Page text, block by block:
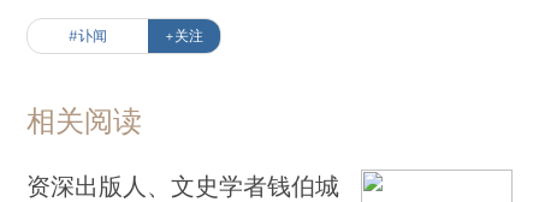
#讣闻 +关注
相关阅读
资深出版人、文史学者钱伯城